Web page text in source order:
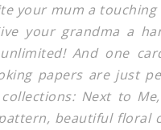
your mum a
your grandma a
And one
papers are just
Next to
beautiful floral